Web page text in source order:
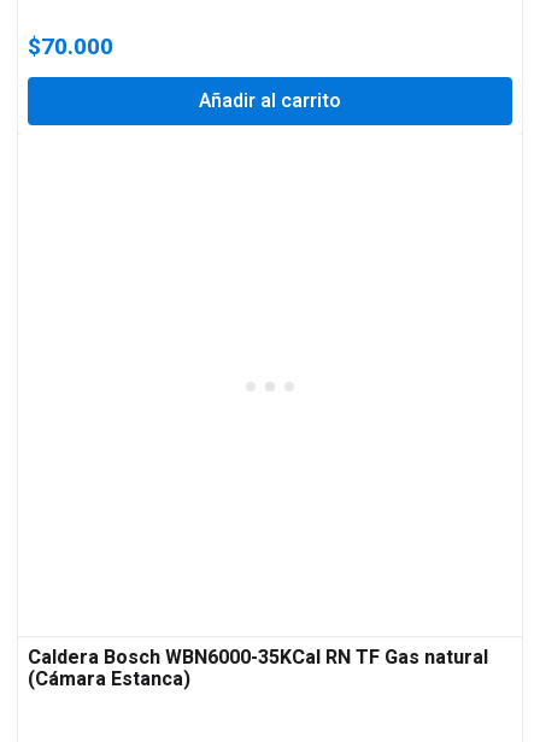
$70.000
Añadir al carrito
Caldera Bosch WBN6000-35KCal RN TF Gas natural
(Cámara Estanca)